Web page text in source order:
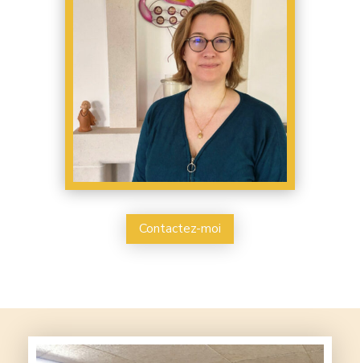
Contactez-moi